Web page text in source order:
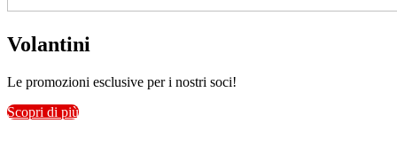
Volantini
Le promozioni esclusive per i nostri soci!
Scopri di più